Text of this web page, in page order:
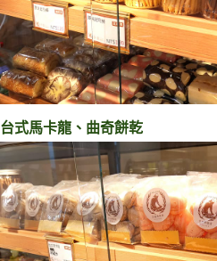
台式馬卡龍、曲奇餅乾